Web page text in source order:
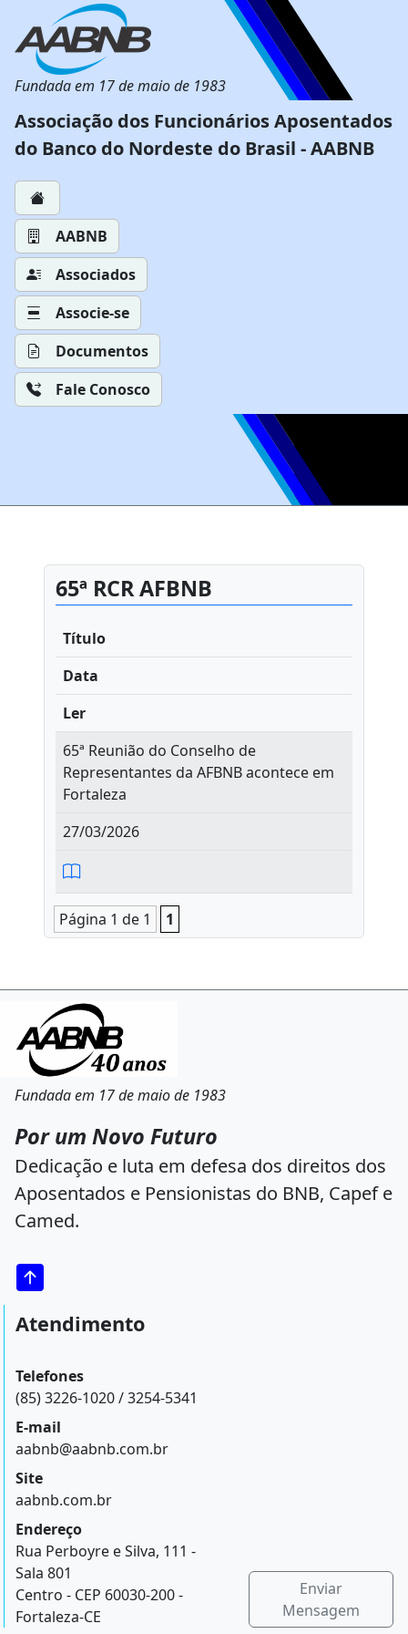
Fundada em 17 de maio de 1983
Associação dos Funcionários Aposentados
do Banco do Nordeste do Brasil - AABNB
AABNB
Associados
Associe-se
Documentos
Fale Conosco
65ª RCR AFBNB
Título
Data
Ler
65ª Reunião do Conselho de
Representantes da AFBNB acontece em
Fortaleza
27/03/2026
Página 1 de 1 1
Fundada em 17 de maio de 1983
Por um Novo Futuro
Dedicação e luta em defesa dos direitos dos
Aposentados e Pensionistas do BNB, Capef e
Camed.
Atendimento
Telefones
(85) 3226-1020 / 3254-5341
E-mail
aabnb@aabnb.com.br
Site
aabnb.com.br
Endereço
Rua Perboyre e Silva, 111 -
Sala 801
Centro - CEP 60030-200 -
Fortaleza-CE
Enviar
Mensagem